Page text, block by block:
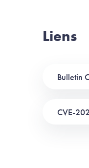
Liens
Bulletin
CVE-